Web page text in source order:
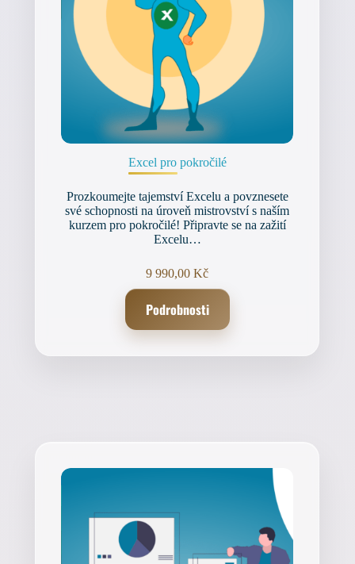
Excel pro pokročilé
Prozkoumejte tajemství Excelu a povznesete
své schopnosti na úroveň mistrovství s naším
kurzem pro pokročilé! Připravte se na zažití
Excelu…
9 990,00Kč
Podrobnosti